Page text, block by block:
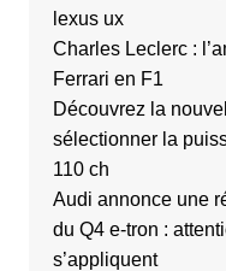
lexus ux
Charles Leclerc :
Ferrari en F1
Découvrez la
sélectionner la
110 ch
Audi annonce une
du Q4 e-tron :
s’appliquent